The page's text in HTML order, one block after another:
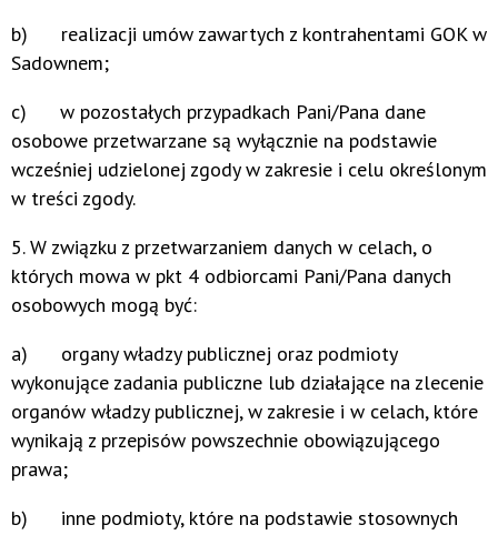
b) realizacji umów zawartych z kontrahentami GOK w
Sadownem;
c) w pozostałych przypadkach Pani/Pana dane
osobowe przetwarzane są wyłącznie na podstawie
wcześniej udzielonej zgody w zakresie i celu określonym
w treści zgody.
5. W związku z przetwarzaniem danych w celach, o
których mowa w pkt 4 odbiorcami Pani/Pana danych
osobowych mogą być:
a) organy władzy publicznej oraz podmioty
wykonujące zadania publiczne lub działające na zlecenie
organów władzy publicznej, w zakresie i w celach, które
wynikają z przepisów powszechnie obowiązującego
prawa;
b) inne podmioty, które na podstawie stosownych